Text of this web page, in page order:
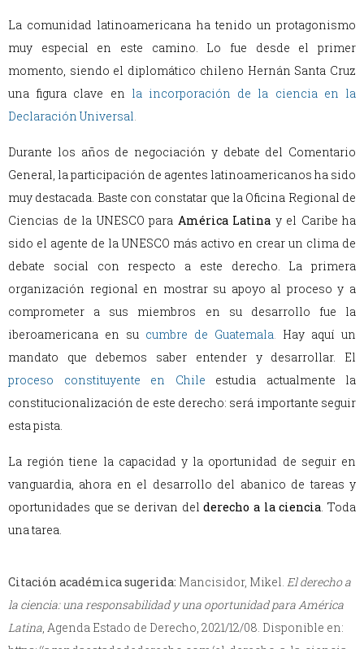
La comunidad latinoamericana ha tenido un protagonismo
muy especial en este camino. Lo fue desde el primer
momento, siendo el diplomático chileno Hernán Santa Cruz
una figura clave en la incorporación de la ciencia en la
Declaración Universal.
Durante los años de negociación y debate del Comentario
General, la participación de agentes latinoamericanos ha sido
muy destacada. Baste con constatar que la Oficina Regional de
Ciencias de la UNESCO para América Latina y el Caribe ha
sido el agente de la UNESCO más activo en crear un clima de
debate social con respecto a este derecho. La primera
organización regional en mostrar su apoyo al proceso y a
comprometer a sus miembros en su desarrollo fue la
iberoamericana en su cumbre de Guatemala. Hay aquí un
mandato que debemos saber entender y desarrollar. El
proceso constituyente en Chile
estudia actualmente la
constitucionalización de este derecho: será importante seguir
esta pista.
La región tiene la capacidad y la oportunidad de seguir en
vanguardia, ahora en el desarrollo del abanico de tareas y
oportunidades que se derivan delderecho a la ciencia. Toda
una tarea.
Citación académica sugerida: Mancisidor, Mikel. El derecho a
la ciencia: una responsabilidad y una oportunidad para América
Latina, Agenda Estado de Derecho, 2021/12/08. Disponible en: